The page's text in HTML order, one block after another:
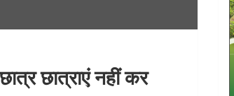
छात्राएं नहीं कर